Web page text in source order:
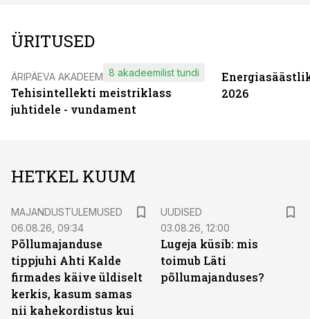
ÜRITUSED
ÄRIPÄEVA AKADEEMIA
Tehisintellekti meistriklass
juhtidele - vundament
8 akadeemilist tundi
2026
HETKEL KUUM
MAJANDUSTULEMUSED
06.08.26, 09:34
Põllumajanduse
tippjuhi Ahti Kalde
firmades käive üldiselt
kerkis, kasum samas
nii kahekordistus kui
UUDISED
03.08.26, 12:00
Lugeja küsib: mis
toimub Läti
põllumajanduses?